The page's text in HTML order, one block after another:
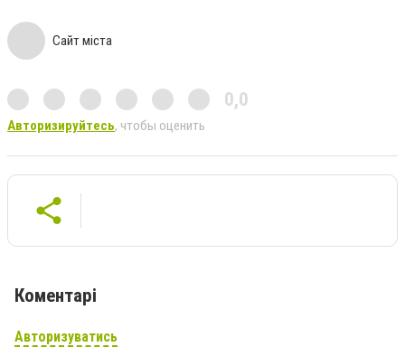
Сайт міста
0,0
Авторизируйтесь, чтобы оценить
Коментарі
Авторизуватись